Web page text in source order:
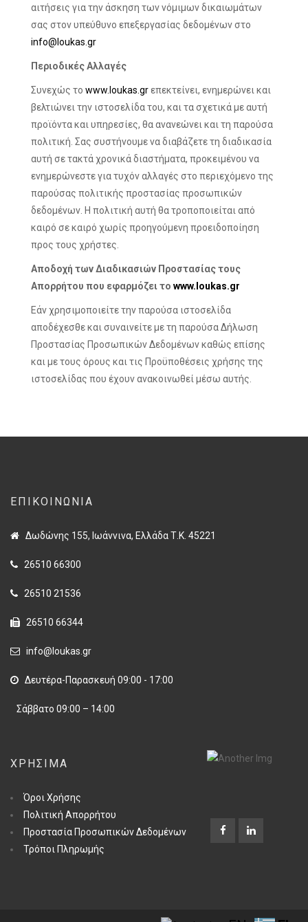
αιτήσεις για την άσκηση των νόμιμων δικαιωμάτων
σας στον υπεύθυνο επεξεργασίας δεδομένων στο
info@loukas.gr
Περιοδικές Αλλαγές
Συνεχώς το www.loukas.grεπεκτείνει, ενημερώνει και
βελτιώνει την ιστοσελίδα του, και τα σχετικά με αυτή
προϊόντα και υπηρεσίες, θα ανανεώνει και τη παρούσα
πολιτική. Σας συστήνουμε να διαβάζετε τη διαδικασία
αυτή σε τακτά χρονικά διαστήματα, προκειμένου να
ενημερώνεστε για τυχόν αλλαγές στο περιεχόμενο της
παρούσας πολιτικής προστασίας προσωπικών
δεδομένων. Η πολιτική αυτή θα τροποποιείται από
καιρό σε καιρό χωρίς προηγούμενη προειδοποίηση
προς τους χρήστες.
Αποδοχή των Διαδικασιών Προστασίας τους
Απορρήτου που εφαρμόζει το www.loukas.gr
Εάν χρησιμοποιείτε την παρούσα ιστοσελίδα
αποδέχεσθε και συναινείτε με τη παρούσα Δήλωση
Προστασίας Προσωπικών Δεδομένων καθώς επίσης
και με τους όρους και τις Προϋποθέσεις χρήσης της
ιστοσελίδας που έχουν ανακοινωθεί μέσω αυτής.
ΕΠΙΚΟΙΝΩΝΊΑ
Δωδώνης 155, Ιωάννινα, Ελλάδα Τ.Κ. 45221
26510 66300
26510 21536
26510 66344
info@loukas.gr
Δευτέρα-Παρασκευή 09:00 - 17:00
Σάββατο 09:00 – 14:00
ΧΡΉΣΙΜΑ
Όροι Χρήσης
Πολιτική Απορρήτου
Προστασία Προσωπικών Δεδομένων
Τρόποι Πληρωμής